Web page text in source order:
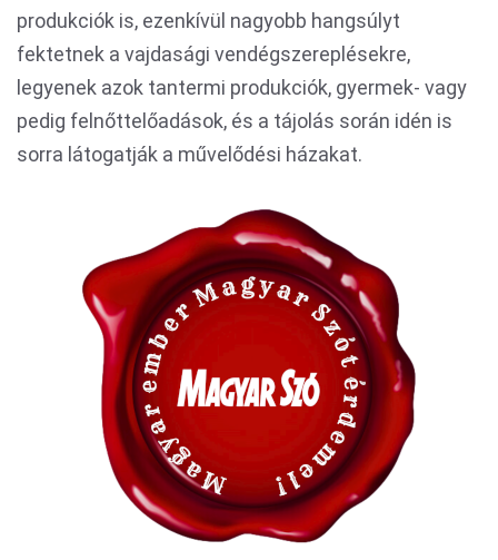
produkciók is, ezenkívül nagyobb hangsúlyt
fektetnek a vajdasági vendégszereplésekre,
legyenek azok tantermi produkciók, gyermek- vagy
pedig felnőttelőadások, és a tájolás során idén is
sorra látogatják a művelődési házakat.